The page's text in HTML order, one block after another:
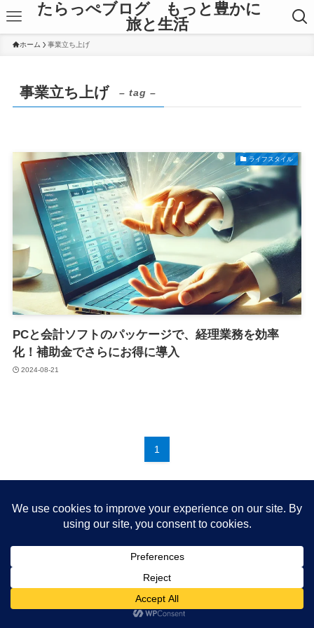
たらっぺブログ もっと豊かに
旅と生活
ホーム 事業立ち上げ
事業立ち上げ – tag –
ライフスタイル
PCと会計ソフトのパッケージで、経理業務を効率
化！補助金でさらにお得に導入
2024-08-21
1
プライバシーポリシー
©たらっぺブログ もっと豊かに 旅と生活.